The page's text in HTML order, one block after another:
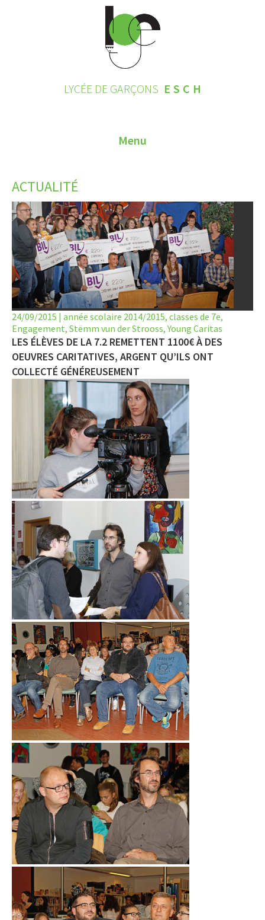
LYCÉE DE GARÇONS ESCH
Menu
CONTACT
INSCRIPTIONS 2026
LE LYCÉE
LET’S GO SCIENCE
ACTUALITÉ
AGENDA
ACTIVITÉS
SERVICES
APPRENTISSAGE
APPLIS
ACTUALITÉ
24/09/2015 | année scolaire 2014/2015, classes de 7e,
Engagement, Stëmm vun der Strooss,Young Caritas
LES ÉLÈVES DE LA 7.2 REMETTENT 1100€ À DES
OEUVRES CARITATIVES, ARGENT QU’ILS ONT
COLLECTÉ GÉNÉREUSEMENT